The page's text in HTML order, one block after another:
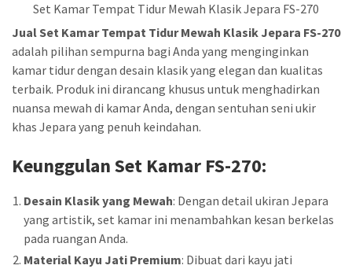
Set Kamar Tempat Tidur Mewah Klasik Jepara FS-270
Jual Set Kamar Tempat Tidur Mewah Klasik Jepara FS-270
adalah pilihan sempurna bagi Anda yang menginginkan
kamar tidur dengan desain klasik yang elegan dan kualitas
terbaik. Produk ini dirancang khusus untuk menghadirkan
nuansa mewah di kamar Anda, dengan sentuhan seni ukir
khas Jepara yang penuh keindahan.
KeunggulanSet Kamar FS-270:
Desain Klasik yang Mewah: Dengan detail ukiran Jepara
yang artistik, set kamar ini menambahkan kesan berkelas
pada ruangan Anda.
Material Kayu Jati Premium: Dibuat dari kayu jati